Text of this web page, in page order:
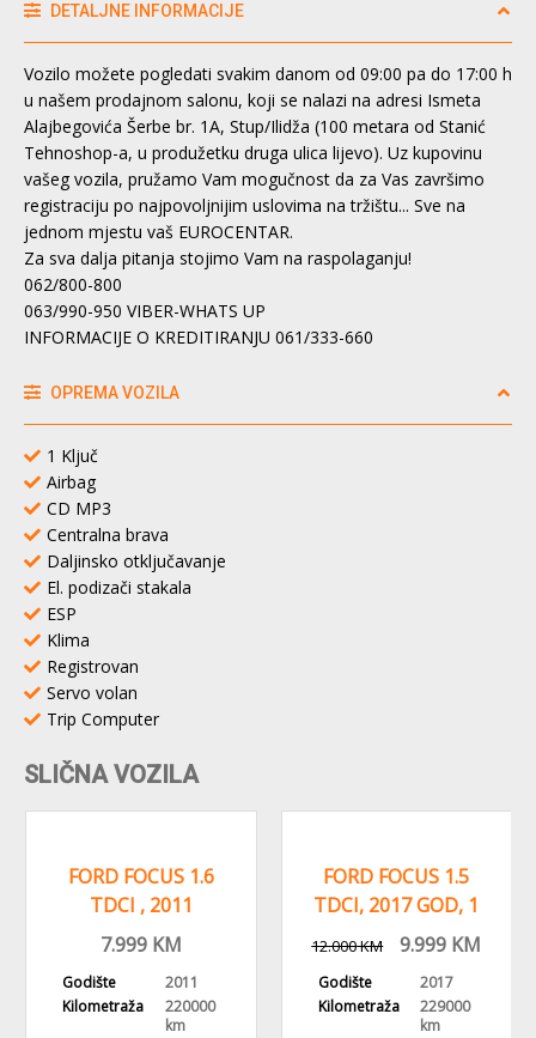
DETALJNE INFORMACIJE
Vozilo možete pogledati svakim danom od 09:00 pa do 17:00 h
u našem prodajnom salonu, koji se nalazi na adresi Ismeta
Alajbegovića Šerbe br. 1A, Stup/Ilidža (100 metara od Stanić
Tehnoshop-a, u produžetku druga ulica lijevo). Uz kupovinu
vašeg vozila, pružamo Vam mogučnost da za Vas završimo
registraciju po najpovoljnijim uslovima na tržištu... Sve na
jednom mjestu vaš EUROCENTAR.
Za sva dalja pitanja stojimo Vam na raspolaganju!
062/800-800
063/990-950 VIBER-WHATS UP
INFORMACIJE O KREDITIRANJU 061/333-660
OPREMA VOZILA
1 Ključ
Airbag
CD MP3
Centralna brava
Daljinsko otključavanje
El. podizači stakala
ESP
Klima
Registrovan
Servo volan
Trip Computer
SLIČNA VOZILA
FORD FOCUS 1.6
TDCI , 2011
GODINA,
KLIMA
7.999KM
Godište
2011
Kilometraža
220000
km
FORD FOCUS 1.5
TDCI, 2017 GOD, 1
VLASNIK, KLIMA
12.000KM 9.999KM
Godište
2017
Kilometraža
229000
km